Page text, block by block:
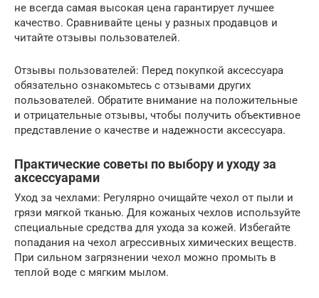
не всегда самая высокая цена гарантирует лучшее
качество. Сравнивайте цены у разных продавцов и
читайте отзывы пользователей.
Отзывы пользователей: Перед покупкой аксессуара
обязательно ознакомьтесь с отзывами других
пользователей. Обратите внимание на положительные
и отрицательные отзывы, чтобы получить объективное
представление о качестве и надежности аксессуара.
Практические советы по выбору и уходу за
аксессуарами
Уход за чехлами: Регулярно очищайте чехол от пыли и
грязи мягкой тканью. Для кожаных чехлов используйте
специальные средства для ухода за кожей. Избегайте
попадания на чехол агрессивных химических веществ.
При сильном загрязнении чехол можно промыть в
теплой воде с мягким мылом.